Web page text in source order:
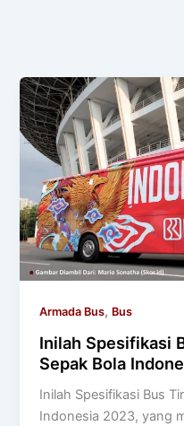
Armada Bus, Bus
Inilah Spesifikasi
Sepak Bola
Inilah Spesifikasi Bus
Indonesia 2023, yang